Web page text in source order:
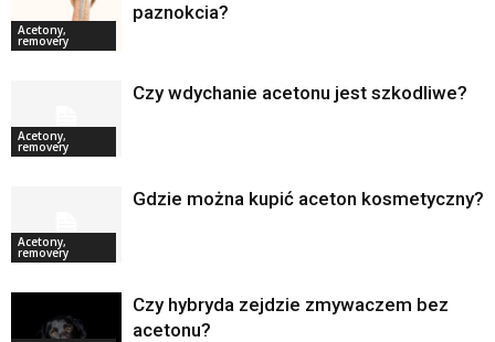
Acetony,
removery
paznokcia?
Acetony,
removery
Czy wdychanie acetonu jest szkodliwe?
Acetony,
removery
Gdzie można kupić aceton kosmetyczny?
Czy hybryda zejdzie zmywaczem bez
acetonu?